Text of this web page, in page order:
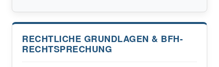
RECHTLICHE GRUNDLAGEN & BFH-
RECHTSPRECHUNG